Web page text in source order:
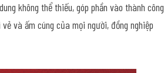
không thể thiếu, góp phần vào thành công
và ấm cúng của mọi người, đồng nghiệp